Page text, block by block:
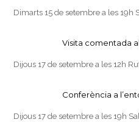
Dimarts 15 de setembre a les 19h
Visita comentada
Dijous 17 de setembre a les 12h
Conferència a
Dijous 17 de setembre a les 19h